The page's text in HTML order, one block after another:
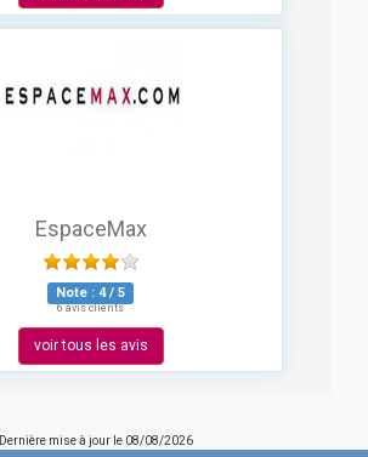
EspaceMax
Note : 4/ 5
6 avis clients
voir tous les avis
Dernière mise à jour le 08/08/2026